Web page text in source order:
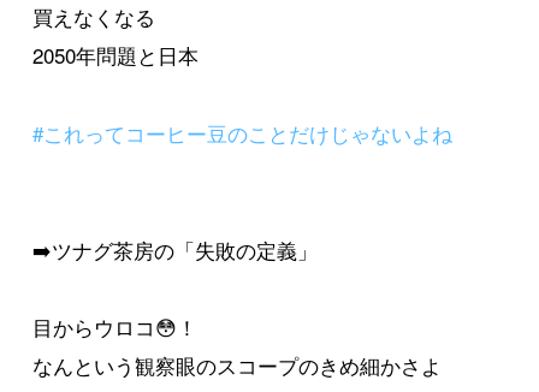
買えなくなる
2050年問題と日本
#これってコーヒー豆のことだけじゃないよね
➡️ツナグ茶房の「失敗の定義」
目からウロコ😳！
なんという観察眼のスコープのきめ細かさよ